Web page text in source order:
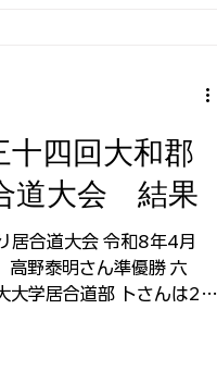
十四回大和郡
道大会 結果
居合道大会 令和8年4月
野泰明さん準優勝 六
大学居合道部 トさんは2回